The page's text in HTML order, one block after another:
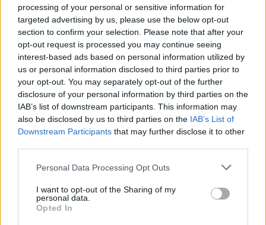
processing of your personal or sensitive information for
targeted advertising by us, please use the below opt-out
section to confirm your selection. Please note that after your
opt-out request is processed you may continue seeing
interest-based ads based on personal information utilized by
us or personal information disclosed to third parties prior to
your opt-out. You may separately opt-out of the further
disclosure of your personal information by third parties on the
IAB’s list of downstream participants. This information may
also be disclosed by us to third parties on the IAB’s List of
Downstream Participants that may further disclose it to other
Personal Data Processing Opt Outs
I want to opt-out of the Sharing of my
personal data.
Opted In
Julija Navalnaja – 1976 metų liepos 24 dieną gimusi
Rusijosvisuomenininkė ir ekonomistė. Vyras –
Arkties kalėjime miręs Rusijos opozicijos lyderis
Aleksejus Navalnas. Vakarų žiniasklaidoje vadinta
Rusijos opozicijos „pirmąja ponia“. J.Navalnaja po
A.Navalnomirties 2024 metų vasarį paskelbė, kad
tęs jo pradėtą darbą.
nunuodijimą
Žinios | Pasaulis